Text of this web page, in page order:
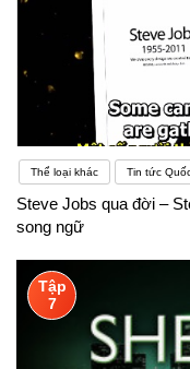
Thể loại khác Tin tức
Steve Jobs qua đời –
song ngữ
Tập
7